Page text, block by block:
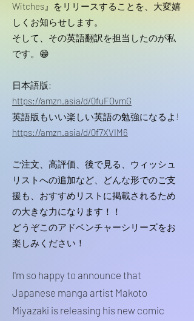
Witches』をリリースすることを、大変嬉
しくお知らせします。
そして、その英語翻訳を担当したのが私
です。😁
日本語版:
https://amzn.asia/d/0fuFOvmG
英語版もいい楽しい英語の勉強になるよ!
https://amzn.asia/d/0f7XVIM6
ご注文、高評価、後で見る、ウィッシュ
リストへの追加など、どんな形でのご支
援も、おすすめリストに掲載されるため
の大きな力になります！！
どうぞこのアドベンチャーシリーズをお
楽しみください！
I'm so happy to announce that
Japanese manga artist Makoto
Miyazaki is releasing his new comic